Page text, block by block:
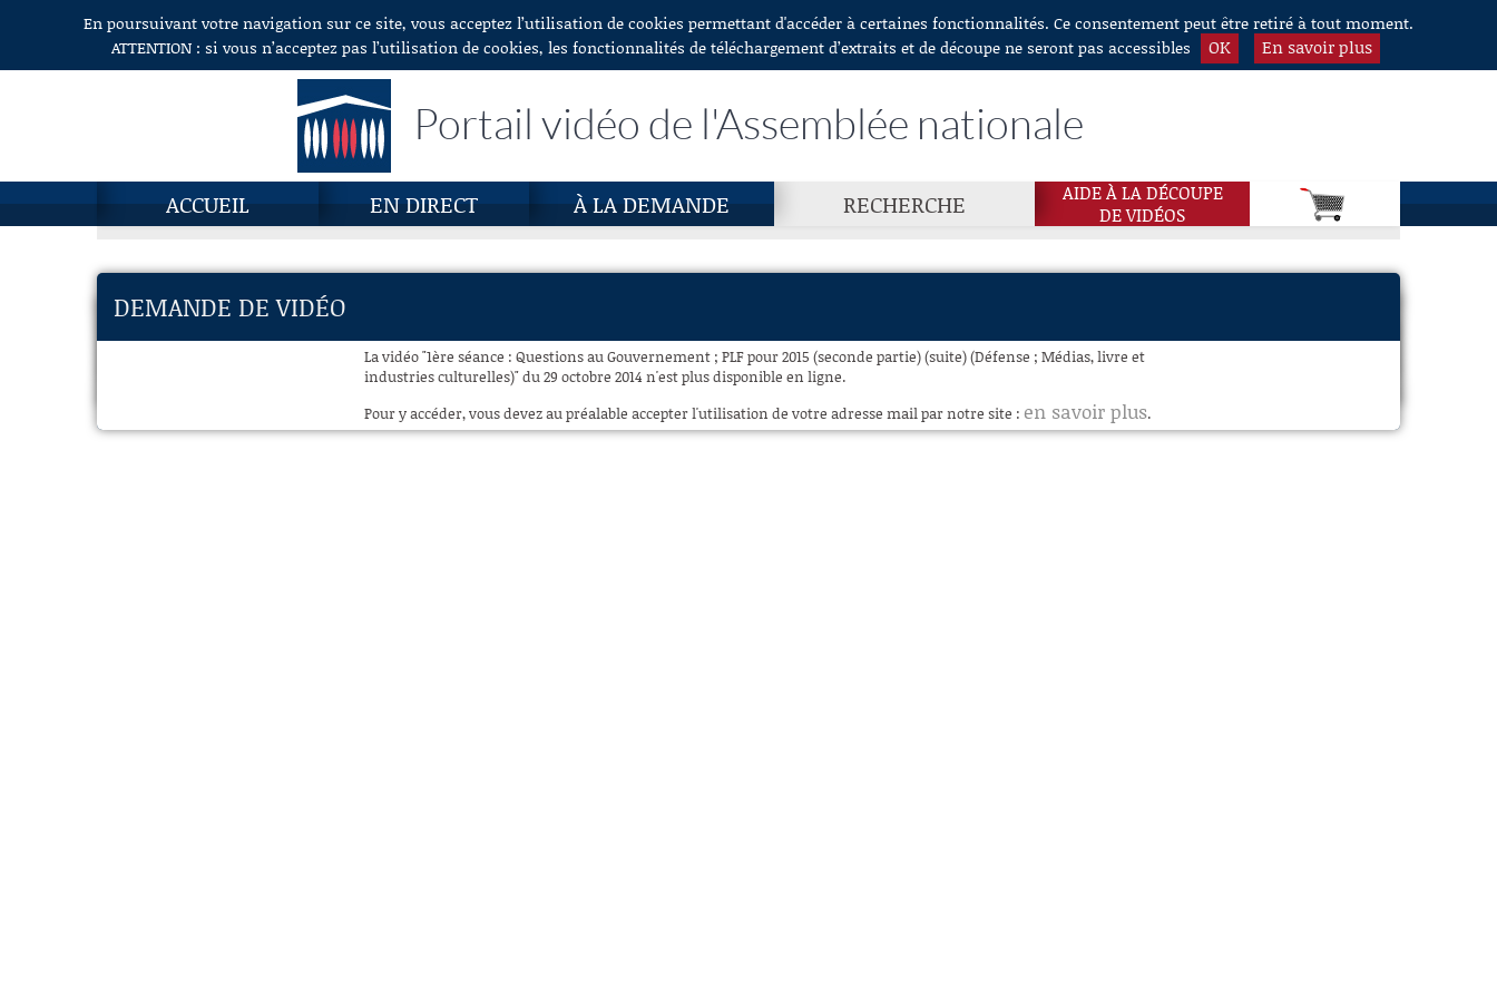
Aller au contenuEn poursuivant votre navigation sur ce site, vous acceptez l’utilisation de cookies permettant d'accéder à certaines fonctionnalités. Ce consentement peut être retiré à tout moment.
ATTENTION : si vous n’acceptez pas l’utilisation de cookies, les fonctionnalités de téléchargement d’extraits et de découpe ne seront pas accessibles
OK En savoir plus
Portail vidéo de l'Assemblée nationale
ACCUEIL EN DIRECT À LA DEMANDE RECHERCHE
AIDE À LA DÉCOUPE
DE VIDÉOS
DEMANDE DE VIDÉO
La vidéo "1ère séance : Questions au Gouvernement ; PLF pour 2015 (seconde partie) (suite) (Défense ; Médias, livre et
industries culturelles)" du 29 octobre 2014 n'est plus disponible en ligne.
Pour y accéder, vous devez au préalable accepter l'utilisation de votre adresse mail par notre site : en savoir plus.